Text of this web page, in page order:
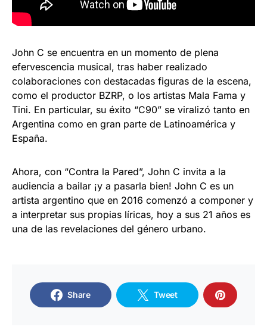
John C se encuentra en un momento de plena
efervescencia musical, tras haber realizado
colaboraciones con destacadas figuras de la escena,
como el productor BZRP, o los artistas Mala Fama y
Tini. En particular, su éxito “C90” se viralizó tanto en
Argentina como en gran parte de Latinoamérica y
España.
Ahora, con “Contra la Pared”, John C invita a la
audiencia a bailar ¡y a pasarla bien! John C es un
artista argentino que en 2016 comenzó a componer y
a interpretar sus propias líricas, hoy a sus 21 años es
una de las revelaciones del género urbano.
Share Tweet